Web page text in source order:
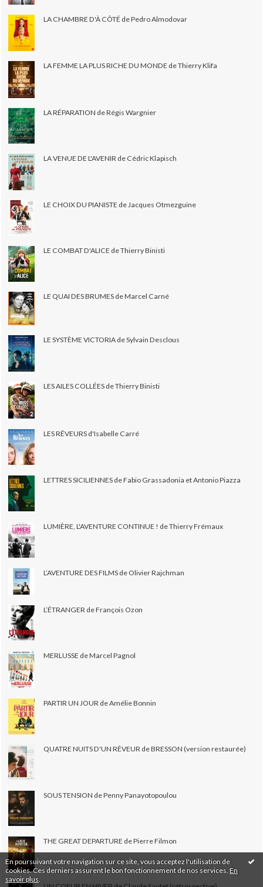
En poursuivant votre navigation sur ce site, vous acceptez l'utilisation de
cookies. Ces derniers assurent le bon fonctionnement de nos services. En
savoir plus
LA CHAMBRE D'À CÔTÉ de Pedro Almodovar
LA FEMME LA PLUS RICHE DU MONDE de Thierry Klifa
LA RÉPARATION de Régis Wargnier
LA VENUE DE L'AVENIR de Cédric Klapisch
LE CHOIX DU PIANISTE de Jacques Otmezguine
LE COMBAT D'ALICE de Thierry Binisti
LE QUAI DES BRUMES de Marcel Carné
LE SYSTÈME VICTORIA de Sylvain Desclous
LES AILES COLLÉES de Thierry Binisti
LES RÊVEURS d'Isabelle Carré
LETTRES SICILIENNES de Fabio Grassadonia et Antonio Piazza
LUMIÈRE, L'AVENTURE CONTINUE ! de Thierry Frémaux
L’AVENTURE DES FILMS de Olivier Rajchman
L’ÉTRANGER de François Ozon
MERLUSSE de Marcel Pagnol
PARTIR UN JOUR de Amélie Bonnin
QUATRE NUITS D'UN RÊVEUR de BRESSON (version restaurée)
SOUS TENSION de Penny Panayotopoulou
THE GREAT DEPARTURE de Pierre Filmon